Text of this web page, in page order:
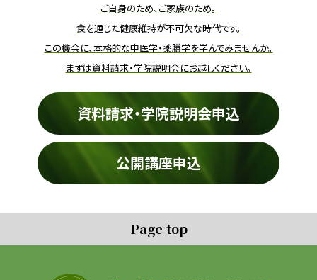
ご自身のため、ご家族のため。
食を通じた健康維持が不可欠な時代です。
この機会に、本格的な中医学・薬膳学を学んでみませんか。
まずは資料請求・学院説明会にお越しください。
資料請求・学院説明会申込
公開講座申込
Page top